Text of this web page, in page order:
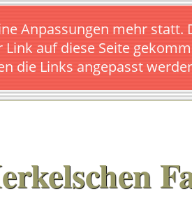
Anpassungen mehr
auf diese Seite
die Links angepasst